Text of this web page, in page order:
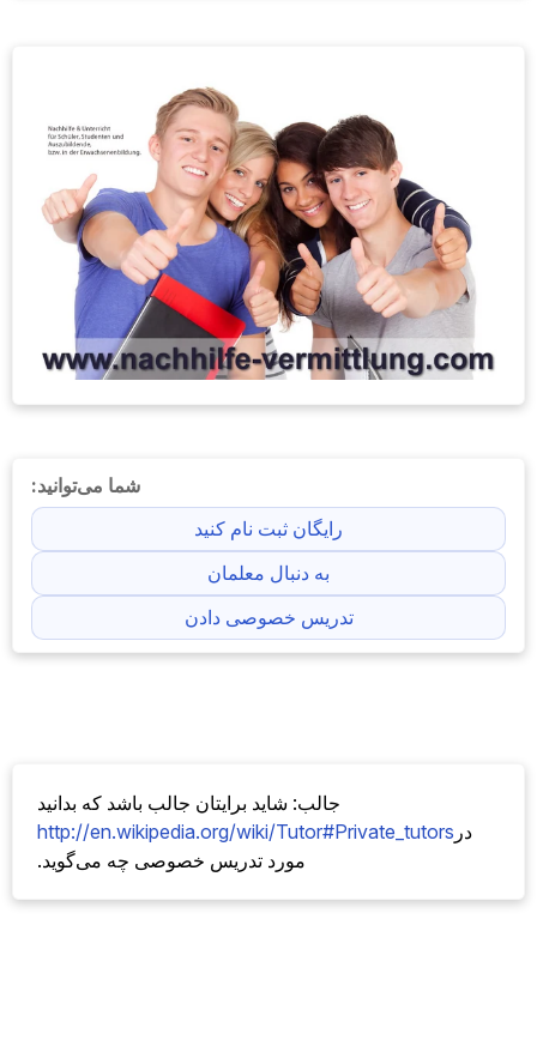
شما می‌توانید:
رایگان ثبت نام کنید
به دنبال معلمان
تدریس خصوصی دادن
جالب: شاید برایتان جالب باشد که بدانید
http://en.wikipedia.org/wiki/Tutor#Private_tutors در
مورد تدریس خصوصی چه می‌گوید.